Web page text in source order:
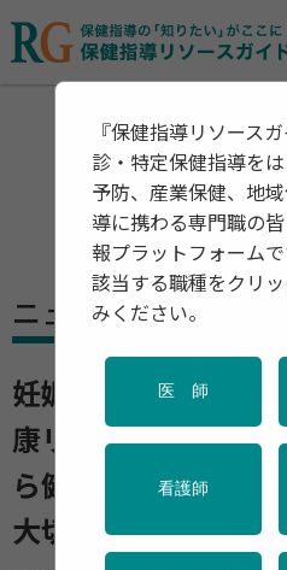
ニュース
妊娠前の健康的な生
康リスクの低下に
ら健康的な習慣を1
大切 エコチル調査
『保健指導リソース
診・特定保健指導を
予防、産業保健、地
導に携わる専門職の
報プラットフォームで
該当する職種をクリ
みください。
医 師
看護師